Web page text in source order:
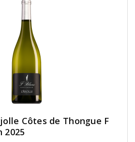
Côtes de Thongue F
2025